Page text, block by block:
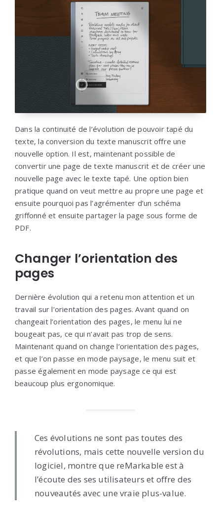
Dans la continuité de l’évolution de pouvoir tapé du
texte, la conversion du texte manuscrit offre une
nouvelle option. Il est, maintenant possible de
convertir une page de texte manuscrit et de créer une
nouvelle page avec le texte tapé. Une option bien
pratique quand on veut mettre au propre une page et
ensuite pourquoi pas l’agrémenter d’un schéma
griffonné et ensuite partager la page sous forme de
PDF.
Changer l’orientation des
pages
Dernière évolution qui a retenu mon attention et un
travail sur l’orientation des pages. Avant quand on
changeait l’orientation des pages, le menu lui ne
bougeait pas, ce qui n’avait pas trop de sens.
Maintenant quand on change l’orientation des pages,
et que l’on passe en mode paysage, le menu suit et
passe également en mode paysage ce qui est
beaucoup plus ergonomique.
Ces évolutions ne sont pas toutes des
révolutions, mais cette nouvelle version du
logiciel, montre que reMarkable est à
l’écoute des ses utilisateurs et offre des
nouveautés avec une vraie plus-value.